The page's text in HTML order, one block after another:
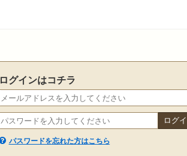
ログインはコチラ
パスワードを忘れた方はこちら